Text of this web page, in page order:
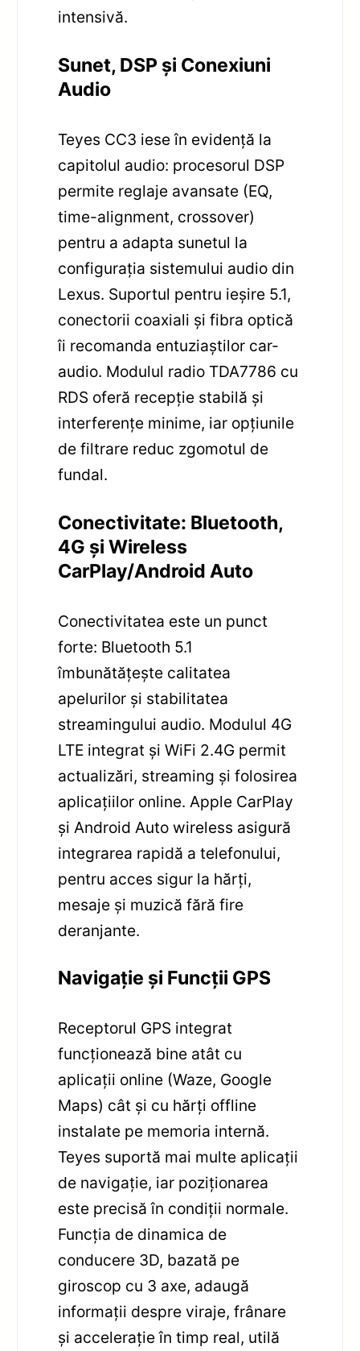
intensivă.
Sunet, DSP și Conexiuni
Audio
Teyes CC3 iese în evidență la
capitolul audio: procesorul DSP
permite reglaje avansate (EQ,
time-alignment, crossover)
pentru a adapta sunetul la
configurația sistemului audio din
Lexus. Suportul pentru ieșire 5.1,
conectorii coaxiali și fibra optică
îi recomanda entuziaștilor car-
audio. Modulul radio TDA7786 cu
RDS oferă recepție stabilă și
interferențe minime, iar opțiunile
de filtrare reduc zgomotul de
fundal.
Conectivitate: Bluetooth,
4G și Wireless
CarPlay/Android Auto
Conectivitatea este un punct
forte: Bluetooth 5.1
îmbunătățește calitatea
apelurilor și stabilitatea
streamingului audio. Modulul 4G
LTE integrat și WiFi 2.4G permit
actualizări, streaming și folosirea
aplicațiilor online. Apple CarPlay
și Android Auto wireless asigură
integrarea rapidă a telefonului,
pentru acces sigur la hărți,
mesaje și muzică fără fire
deranjante.
Navigație și Funcții GPS
Receptorul GPS integrat
funcționează bine atât cu
aplicații online (Waze, Google
Maps) cât și cu hărți offline
instalate pe memoria internă.
Teyes suportă mai multe aplicații
de navigație, iar poziționarea
este precisă în condiții normale.
Funcția de dinamica de
conducere 3D, bazată pe
giroscop cu 3 axe, adaugă
informații despre viraje, frânare
și accelerație în timp real, utilă